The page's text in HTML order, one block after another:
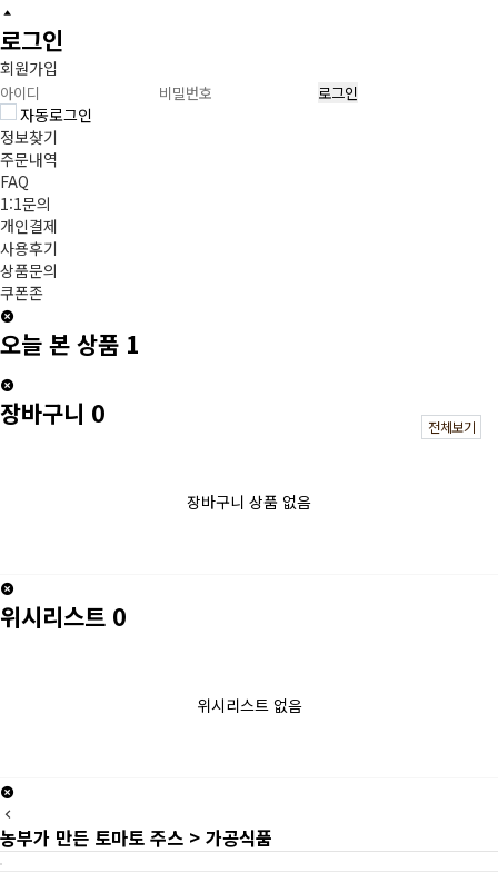
로그인
회원가입
자동로그인
정보찾기
주문내역
FAQ
1:1문의
개인결제
사용후기
상품문의
쿠폰존
오늘 본 상품 1
장바구니 0
장바구니 상품 없음
전체보기
위시리스트 0
위시리스트 없음
농부가 만든 토마토 주스 > 가공식품